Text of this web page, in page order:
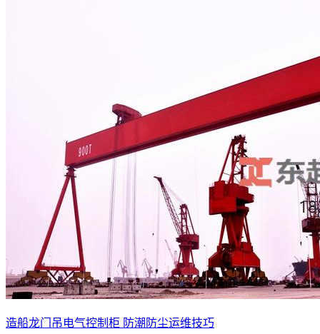
造船龙门吊电气控制柜 防潮防尘运维技巧